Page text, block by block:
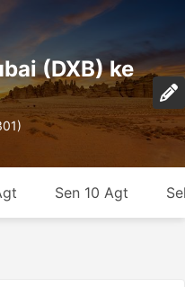
(DXB) ke
Sen 10 Agt